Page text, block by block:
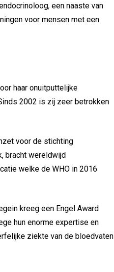
een naaste van
voor mensen met een
haar onuitputtelijke
2002 is zij zeer betrokken
voor de stichting
bracht wereldwijd
welke de WHO in 2016
kreeg een Engel Award
hun enorme expertise en
ziekte van de bloedvaten